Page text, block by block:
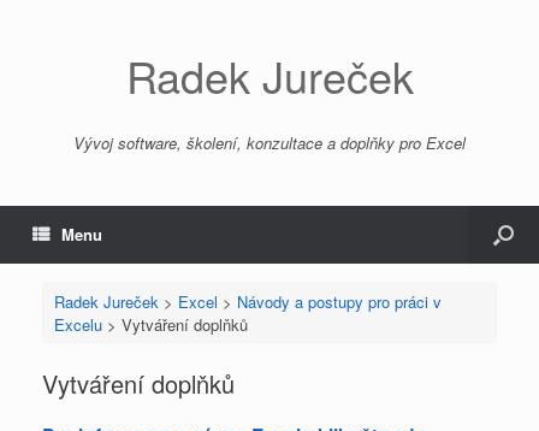
Radek Jureček
Vývoj software, školení, konzultace a doplňky pro Excel
Menu
Radek Jureček > Excel > Návody a postupy pro práci v
Excelu> Vytváření doplňků
Vytváření doplňků